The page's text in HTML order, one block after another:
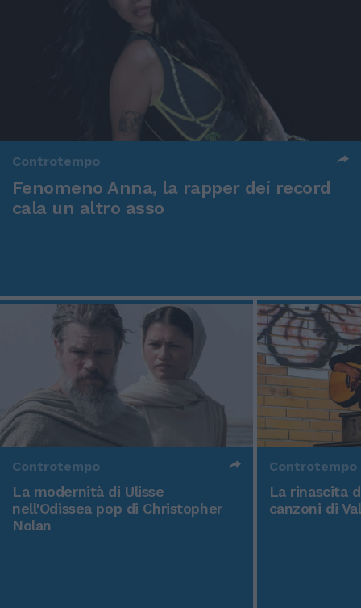
Controtempo
Fenomeno Anna, la rapper dei record
cala un altro asso
Controtempo
La modernità di Ulisse
nell'Odissea pop di Christopher
Nolan
Controtempo
La rinascita
canzoni di